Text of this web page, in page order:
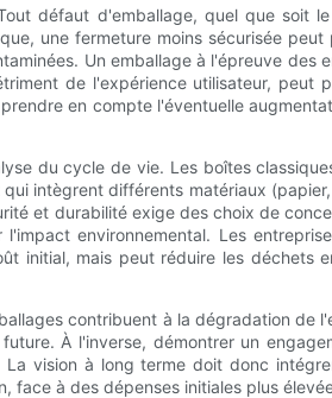
défaut d'emballage, quel que soit
une fermeture moins sécurisée
Un emballage à l'épreuve
de l'expérience utilisateur,
en compte l'éventuelle
du cycle de vie. Les boîtes
intègrent différents matériaux
et durabilité exige des choix de
environnemental. Les
initial, mais peut réduire les
contribuent à la dégradation de
À l'inverse, démontrer un
vision à long terme doit donc
à des dépenses initiales plus